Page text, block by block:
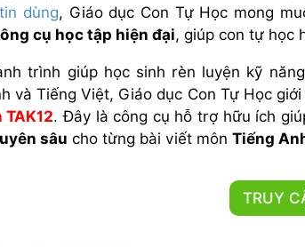
dùng, Giáo dục Con Tự Học mong
cụ học tập hiện đại, giúp con tự học
trình giúp học sinh rèn luyện kỹ
và Tiếng Việt, Giáo dục Con Tự Học giới
. Đây là công cụ hỗ trợ hữu ích
sâu cho từng bài viết môn Tiếng
TRUY